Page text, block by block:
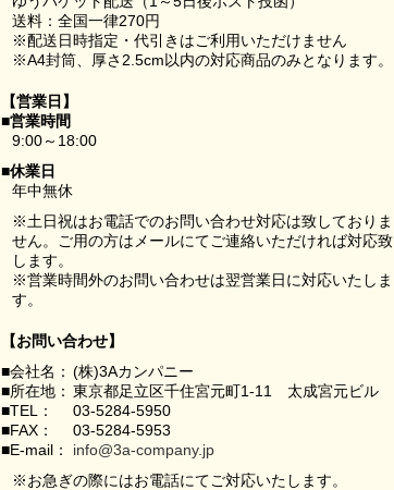
送料：全国一律270円
※配送日時指定・代引きはご利用いただけません
※A4封筒、厚さ2.5cm以内の対応商品のみとなります。
【営業日】
■営業時間
9:00～18:00
■休業日
年中無休
※土日祝はお電話でのお問い合わせ対応は致しておりま
せん。ご用の方はメールにてご連絡いただければ対応致
します。
※営業時間外のお問い合わせは翌営業日に対応いたしま
す。
【お問い合わせ】
■会社名： (株)3Aカンパニー
■所在地： 東京都足立区千住宮元町1-11 太成宮元ビル
■TEL：
03-5284-5950
■FAX：
03-5284-5953
■E-mail：
info@3a-company.jp
※お急ぎの際にはお電話にてご対応いたします。